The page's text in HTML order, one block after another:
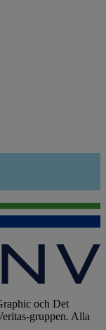
och Det
gruppen. Alla